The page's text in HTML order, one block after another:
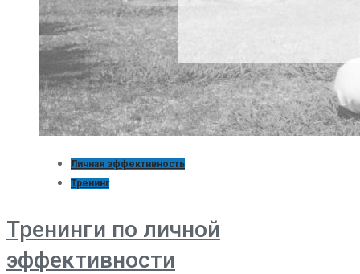
Личная эффективность
Тренинг
Тренинги по личной
эффективности